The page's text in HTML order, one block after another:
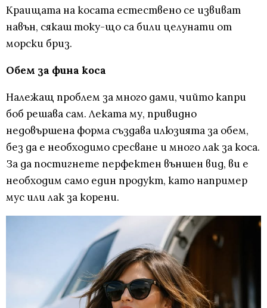
Краищата на косата естествено се извиват
навън, сякаш току-що са били целунати от
морски бриз.
Обем за фина коса
Належащ проблем за много дами, чийто капри
боб решава сам. Леката му, привидно
недовършена форма създава илюзията за обем,
без да е необходимо сресване и много лак за коса.
За да постигнете перфектен външен вид, ви е
необходим само един продукт, като например
мус или лак за корени.